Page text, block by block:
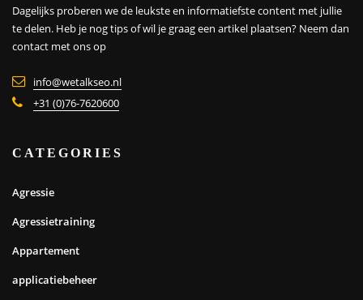
Dagelijks proberen we de leukste en informatiefste content met jullie
te delen. Heb je nog tips of wil je graag een artikel plaatsen? Neem dan
contact met ons op
info@wetalkseo.nl
+31 (0)76-7620600
CATEGORIES
Agressie
Agressietraining
Appartement
applicatiebeheer